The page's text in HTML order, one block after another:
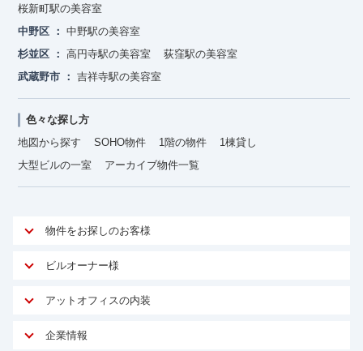
桜新町駅の美容室
中野区
中野駅の美容室
杉並区
高円寺駅の美容室
荻窪駅の美容室
武蔵野市
吉祥寺駅の美容室
色々な探し方
地図から探す
SOHO物件 1階の物件
1棟貸し
大型ビルの一室
アーカイブ物件一覧
物件をお探しのお客様
アットオフィスが選ばれる理由
ご契約者様インタビュー
オフィスお役立ちコラム
ビルオーナー様
オーナー様向けサービス
マイソク作成
アットオフィスの内装
サービス内容
企業情報